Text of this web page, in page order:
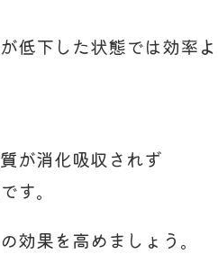
低下した状態では効率
が消化吸収されず
す。
効果を高めましょう。